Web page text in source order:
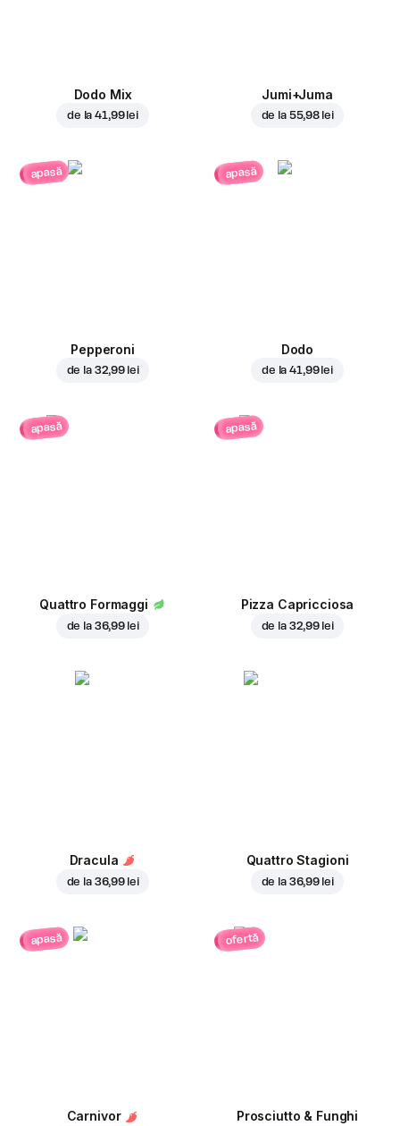
Dodo Mix
de la41,99 lei
Jumi+Juma
de la 55,98 lei
apasă
Pepperoni
de la 32,99 lei
apasă
Dodo
de la41,99 lei
apasă
Quattro Formaggi
de la 36,99 lei
apasă
Pizza Capricciosa
de la 32,99 lei
Dracula
de la 36,99 lei
Quattro Stagioni
de la 36,99 lei
apasă
Carnivor
ofertă
Prosciutto & Funghi